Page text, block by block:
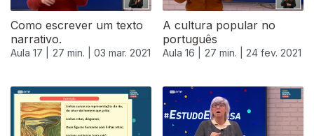
Como escrever um texto
narrativo.
Aula 17 | 27 min. | 03 mar. 2021
A cultura popular no
português
Aula 16 | 27 min. | 24 fev. 2021